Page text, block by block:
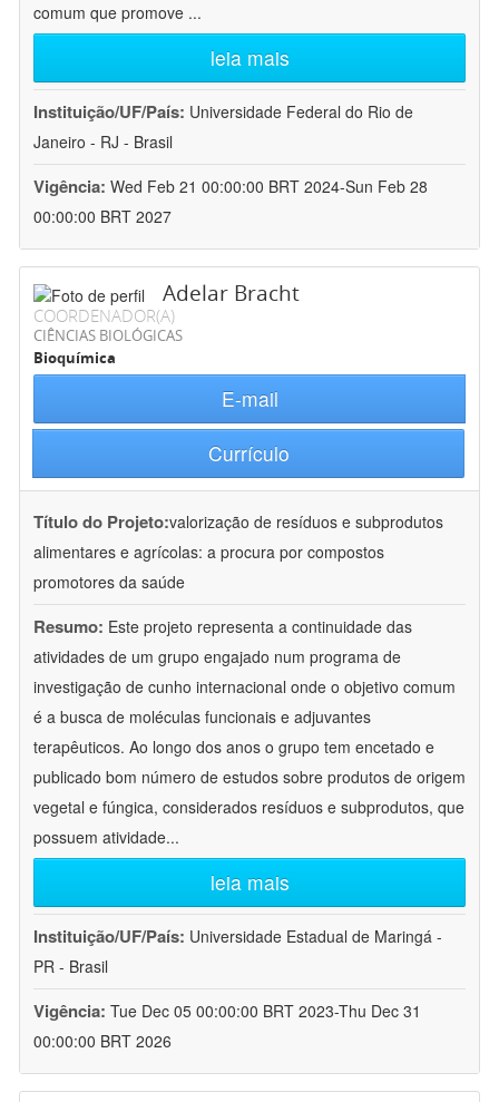
comum que promove ...
leia mais
Instituição/UF/País: Universidade Federal do Rio de
Janeiro - RJ - Brasil
Vigência: Wed Feb 21 00:00:00 BRT 2024-Sun Feb 28
00:00:00 BRT 2027
Adelar Bracht
COORDENADOR(A)
CIÊNCIAS BIOLÓGICAS
Bioquímica
E-mail
Currículo
Título do Projeto:valorização de resíduos e subprodutos
alimentares e agrícolas: a procura por compostos
promotores da saúde
Resumo: Este projeto representa a continuidade das
atividades de um grupo engajado num programa de
investigação de cunho internacional onde o objetivo comum
é a busca de moléculas funcionais e adjuvantes
terapêuticos. Ao longo dos anos o grupo tem encetado e
publicado bom número de estudos sobre produtos de origem
vegetal e fúngica, considerados resíduos e subprodutos, que
possuem atividade...
leia mais
Instituição/UF/País: Universidade Estadual de Maringá -
PR - Brasil
Vigência: Tue Dec 05 00:00:00 BRT 2023-Thu Dec 31
00:00:00 BRT 2026